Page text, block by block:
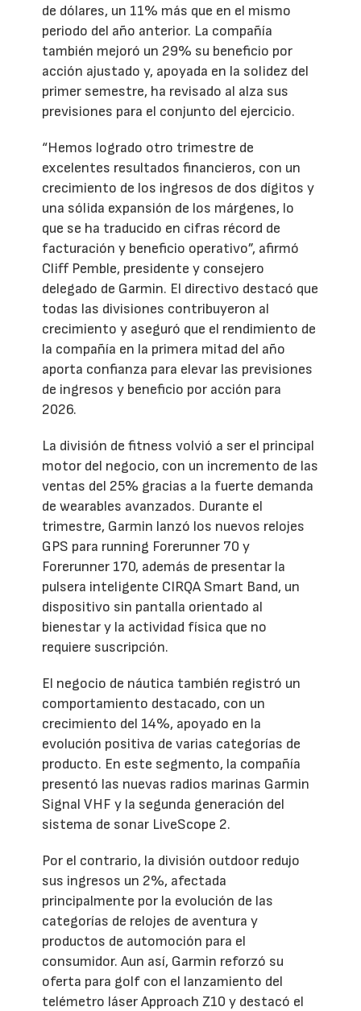
de dólares, un 11% más que en el mismo
periodo del año anterior. La compañía
también mejoró un 29% su beneficio por
acción ajustado y, apoyada en la solidez del
primer semestre, ha revisado al alza sus
previsiones para el conjunto del ejercicio.
“Hemos logrado otro trimestre de
excelentes resultados financieros, con un
crecimiento de los ingresos de dos dígitos y
una sólida expansión de los márgenes, lo
que se ha traducido en cifras récord de
facturación y beneficio operativo”, afirmó
Cliff Pemble, presidente y consejero
delegado de Garmin. El directivo destacó que
todas las divisiones contribuyeron al
crecimiento y aseguró que el rendimiento de
la compañía en la primera mitad del año
aporta confianza para elevar las previsiones
de ingresos y beneficio por acción para
2026.
La división de fitness volvió a ser el principal
motor del negocio, con un incremento de las
ventas del 25% gracias a la fuerte demanda
de wearables avanzados. Durante el
trimestre, Garmin lanzó los nuevos relojes
GPS para running Forerunner 70 y
Forerunner 170, además de presentar la
pulsera inteligente CIRQA Smart Band, un
dispositivo sin pantalla orientado al
bienestar y la actividad física que no
requiere suscripción.
El negocio de náutica también registró un
comportamiento destacado, con un
crecimiento del 14%, apoyado en la
evolución positiva de varias categorías de
producto. En este segmento, la compañía
presentó las nuevas radios marinas Garmin
Signal VHF y la segunda generación del
sistema de sonar LiveScope 2.
Por el contrario, la división outdoor redujo
sus ingresos un 2%, afectada
principalmente por la evolución de las
categorías de relojes de aventura y
productos de automoción para el
consumidor. Aun así, Garmin reforzó su
oferta para golf con el lanzamiento del
telémetro láser Approach Z10 y destacó el